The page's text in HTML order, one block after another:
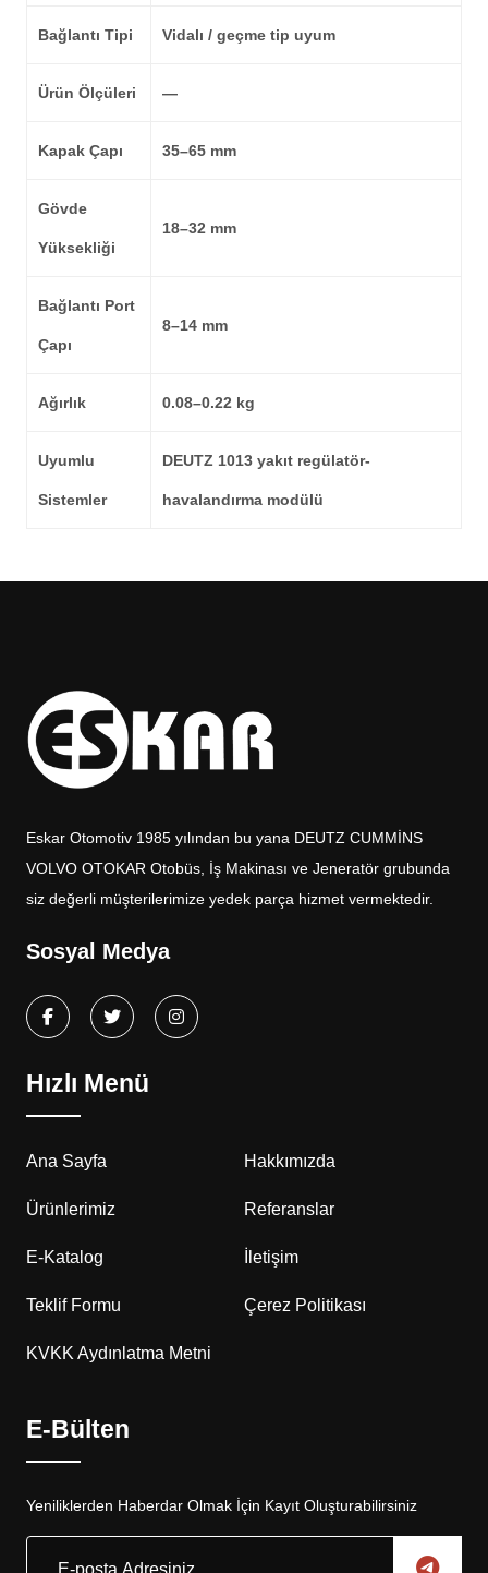
Bağlantı Tipi Vidalı / geçme tip uyum
Ürün Ölçüleri —
Kapak Çapı 35–65 mm
Gövde
Yüksekliği
18–32 mm
Bağlantı Port
Çapı
8–14 mm
Ağırlık 0.08–0.22 kg
Uyumlu
Sistemler
DEUTZ 1013 yakıt regülatör-
havalandırma modülü
Eskar Otomotiv 1985 yılından bu yana DEUTZ CUMMİNS
VOLVO OTOKAR Otobüs, İş Makinası ve Jeneratör grubunda
siz değerli müşterilerimize yedek parça hizmet vermektedir.
Sosyal Medya
Hızlı Menü
Ana Sayfa Hakkımızda
Ürünlerimiz Referanslar
E-Katalog İletişim
Teklif Formu Çerez Politikası
KVKK Aydınlatma Metni
E-Bülten
Yeniliklerden Haberdar Olmak İçin Kayıt Oluşturabilirsiniz